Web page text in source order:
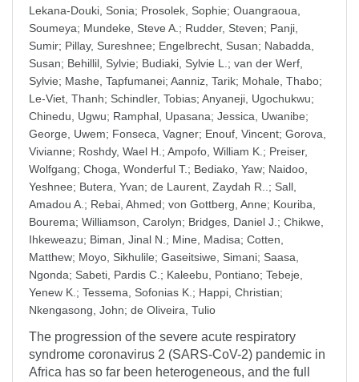
Lekana-Douki, Sonia; Prosolek, Sophie; Ouangraoua,
Soumeya; Mundeke, Steve A. ; Rudder, Steven; Panji,
Sumir; Pillay, Sureshnee; Engelbrecht, Susan; Nabadda,
Susan; Behillil, Sylvie; Budiaki, Sylvie L. ; van der Werf,
Sylvie; Mashe, Tapfumanei; Aanniz, Tarik; Mohale, Thabo;
Le-Viet, Thanh; Schindler, Tobias; Anyaneji, Ugochukwu;
Chinedu, Ugwu; Ramphal, Upasana; Jessica, Uwanibe;
George, Uwem; Fonseca, Vagner; Enouf, Vincent; Gorova,
Vivianne; Roshdy, Wael H. ; Ampofo, William K. ; Preiser,
Wolfgang; Choga, Wonderful T.; Bediako, Yaw; Naidoo,
Yeshnee; Butera, Yvan; de Laurent, Zaydah R.. ; Sall,
Amadou A. ; Rebai, Ahmed; von Gottberg, Anne; Kouriba,
Bourema; Williamson, Carolyn; Bridges, Daniel J. ; Chikwe,
Ihkeweazu; Biman, Jinal N. ; Mine, Madisa; Cotten,
Matthew; Moyo, Sikhulile; Gaseitsiwe, Simani; Saasa,
Ngonda; Sabeti, Pardis C. ; Kaleebu, Pontiano; Tebeje,
Yenew K. ; Tessema, Sofonias K. ; Happi, Christian;
Nkengasong, John; de Oliveira, Tulio
The progression of the severe acute respiratory
syndrome coronavirus 2 (SARS-CoV-2) pandemic in
Africa has so far been heterogeneous, and the full